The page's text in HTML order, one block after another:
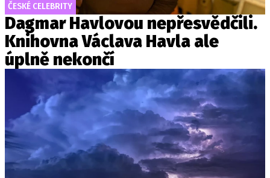
ČESKÉ CELEBRITY
Dagmar Havlovou nepřesvědčili.
Knihovna Václava Havla ale
úplně nekončí